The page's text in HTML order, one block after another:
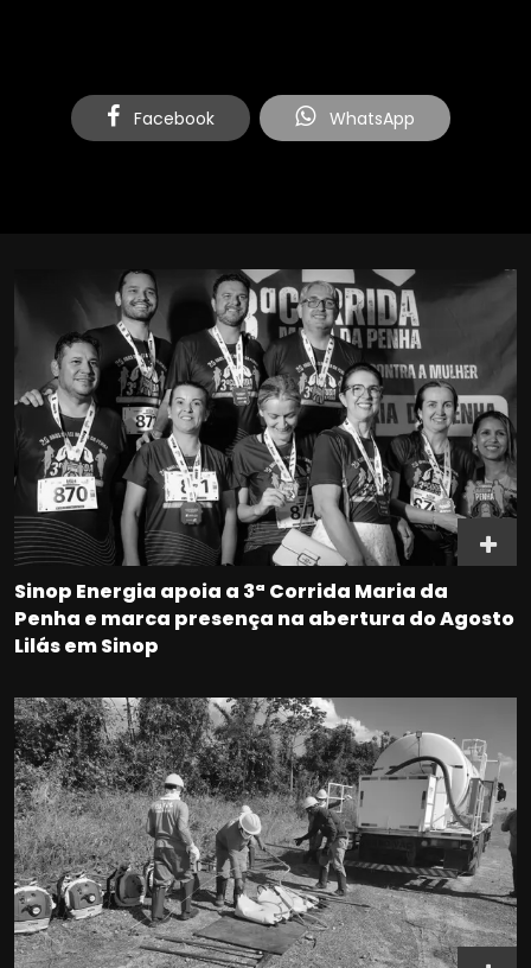
Facebook WhatsApp
Sinop Energia apoia a 3ª Corrida Maria da
Penha e marca presença na abertura do Agosto
Lilás em Sinop